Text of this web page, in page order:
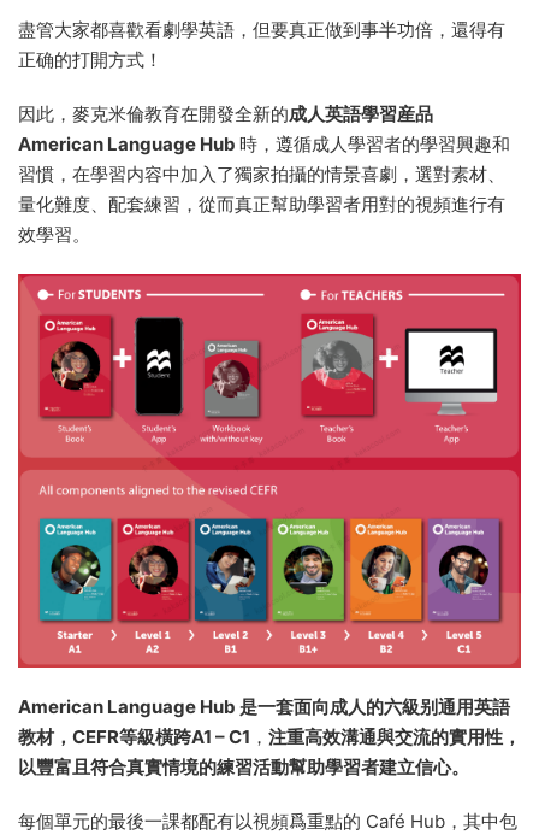
盡管大家都喜歡看劇學英語，但要真正做到事半功倍，還得有
正确的打開方式！
因此，麥克米倫教育在開發全新的成人英語學習産品
American Language Hub 時，遵循成人學習者的學習興趣和
習慣，在學習内容中加入了獨家拍攝的情景喜劇，選對素材、
量化難度、配套練習，從而真正幫助學習者用對的視頻進行有
效學習。
American Language Hub 是一套面向成人的六級别通用英語
教材， CEFR等級橫跨A1 – C1 ， 注重高效溝通與交流的實用性，
以豐富且符合真實情境的練習活動幫助學習者建立信心。
每個單元的最後一課都配有以視頻爲重點的 Café Hub，其中包